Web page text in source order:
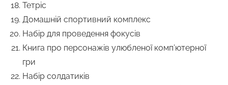
Тетріс
Домашній спортивний комплекс
Набір для проведення фокусів
Книга про персонажів улюбленої комп’ютерної
гри
Набір солдатиків